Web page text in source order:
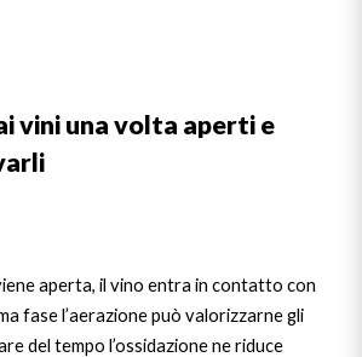
vini una volta aperti e
aperta, il vino entra in contatto con
fase l’aerazione può valorizzarne gli
del tempo l’ossidazione ne riduce